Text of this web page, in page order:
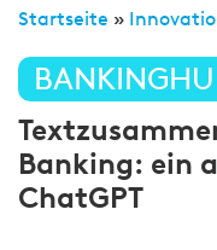
Startseite »
Banking: ein
ChatGPT